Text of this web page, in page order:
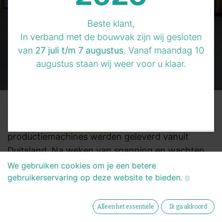
productiemachines werden geleverd vanuit
Duitsland. Na weken van spanning en wachten,
kwamen de eerste onderdelen eindelijk aan bij
onze fabriek in Enkhuizen. En wat een aanzicht
hele apparaten werden uitgeladen en klaargezet
Beste klant,
In verband met de bouwvak zijn wij gesloten
van 27 juli t/m 7 augustus. Vanaf maandag 10
augustus staan wij weer voor u klaar.
We gebruiken cookies om je een betere
gebruikerservaring op deze website te bieden.
Alleen het essentiële Ik ga akkoord